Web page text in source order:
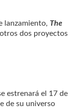
lanzamiento, The
dos proyectos
estrenará el 17 de
de su universo